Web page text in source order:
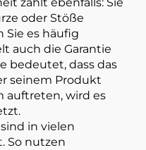
oder Stöße
Sie es häufig
auch die Garantie
bedeutet, dass das
seinem Produkt
auftreten, wird es
in vielen
So nutzen